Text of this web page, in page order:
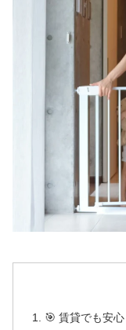
🎯 賃貸でも安